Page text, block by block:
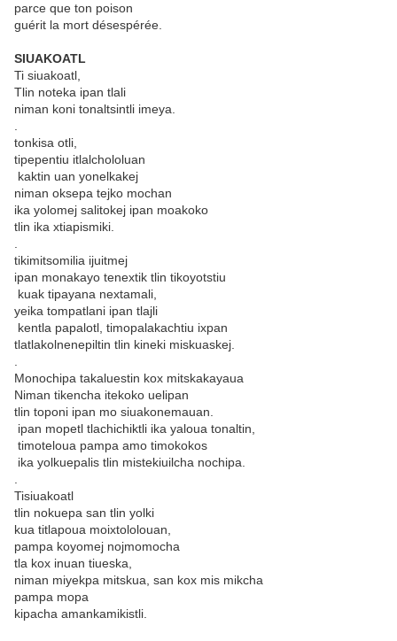
parce que ton poison
guérit la mort désespérée.
SIUAKOATL
Ti siuakoatl,
Tlin noteka ipan tlali
niman koni tonaltsintli imeya.
tonkisa otli,
tipepentiu itlalchololuan
kaktin uan yonelkakej
niman oksepa tejko mochan
ika yolomej salitokej ipan moakoko
tlin ika xtiapismiki.
tikimitsomilia ijuitmej
ipan monakayo tenextik tlin tikoyotstiu
kuak tipayana nextamali,
yeika tompatlani ipan tlajli
kentla papalotl, timopalakachtiu ixpan
tlatlakolnenepiltin tlin kineki miskuaskej.
Monochipa takaluestin kox mitskakayaua
Niman tikencha itekoko uelipan
tlin toponi ipan mo siuakonemauan.
ipan mopetl tlachichiktli ika yaloua tonaltin,
timoteloua pampa amo timokokos
ika yolkuepalis tlin mistekiuilcha nochipa.
Tisiuakoatl
tlin nokuepa san tlin yolki
kua titlapoua moixtololouan,
pampa koyomej nojmomocha
tla kox inuan tiueska,
niman miyekpa mitskua, san kox mis mikcha
pampa mopa
kipacha amankamikistli.